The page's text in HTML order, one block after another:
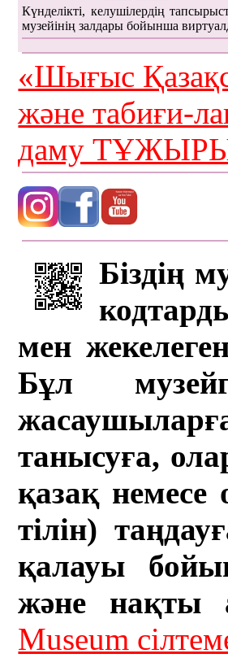
Күнделікті, келушілердің
музейінің залдары бойынша
«Шығыс
және табиғи-
даму
Біздің
мен
Бұл
танысуға,
қазақ
тілін)
қалауы
және нақты
Museum